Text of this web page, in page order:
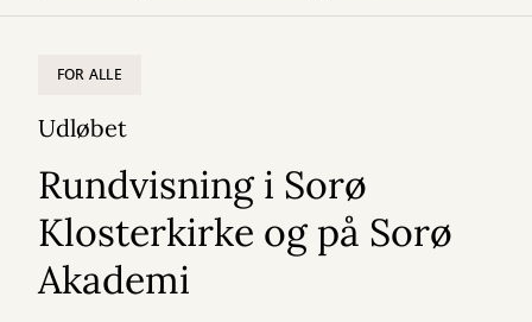
FOR ALLE
Udløbet
Rundvisning i Sorø
Klosterkirke og på Sorø
Akademi